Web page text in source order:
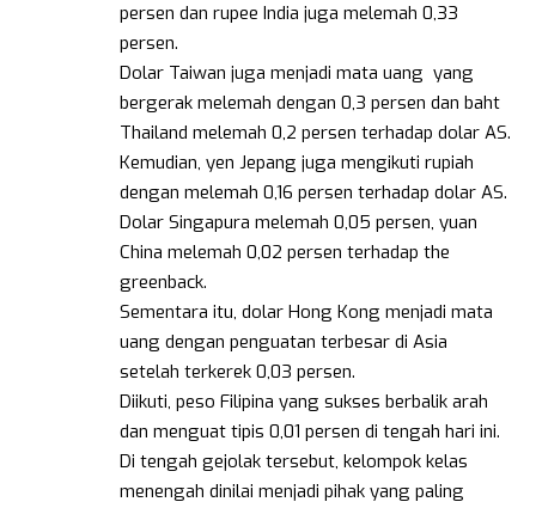
persen dan rupee India juga melemah 0,33
persen.
Dolar Taiwan juga menjadi mata uang yang
bergerak melemah dengan 0,3 persen dan baht
Thailand melemah 0,2 persen terhadap dolar AS.
Kemudian, yen Jepang juga mengikuti rupiah
dengan melemah 0,16 persen terhadap dolar AS.
Dolar Singapura melemah 0,05 persen, yuan
China melemah 0,02 persen terhadap the
greenback.
Sementara itu, dolar Hong Kong menjadi mata
uang dengan penguatan terbesar di Asia
setelah terkerek 0,03 persen.
Diikuti, peso Filipina yang sukses berbalik arah
dan menguat tipis 0,01 persen di tengah hari ini.
Di tengah gejolak tersebut, kelompok kelas
menengah dinilai menjadi pihak yang paling